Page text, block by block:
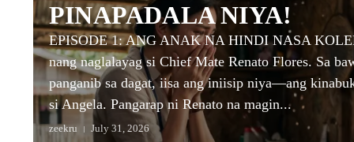
PINAPADALA NIYA!
EPISODE 1: ANG ANAK NA HINDI NASA
nang naglalayag si Chief Mate Renato Flores. Sa
panganib sa dagat, iisa ang iniisip niya—ang
si Angela. Pangarap ni Renato na magin...
zeekru July 31, 2026